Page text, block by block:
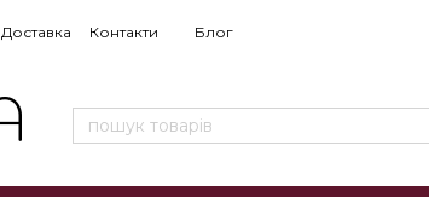
Доставка Контакти Блог